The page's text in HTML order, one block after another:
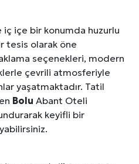
içe bir konumda huzurlu
tesis olarak öne
seçenekleri, modern
çevrili atmosferiyle
yaşatmaktadır. Tatil
Bolu Abant Oteli
keyifli bir